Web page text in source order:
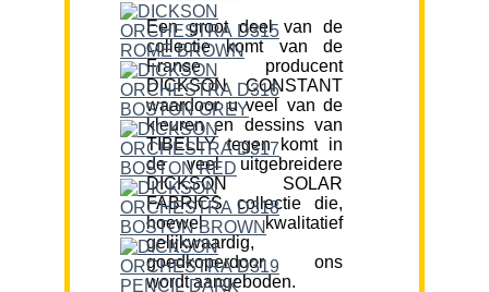
Een groot deel van de
collectie komt van de
Franse producent
DICKSON CONSTANT
waardoor u veel van de
kleuren en dessins van
TIBELLY tegen komt in
de veel uitgebreidere
DICKSON SOLAR
FABRICS collectie die,
hoewel kwalitatief
gelijkwaardig,
goedkoperdoor ons
wordt aangeboden.